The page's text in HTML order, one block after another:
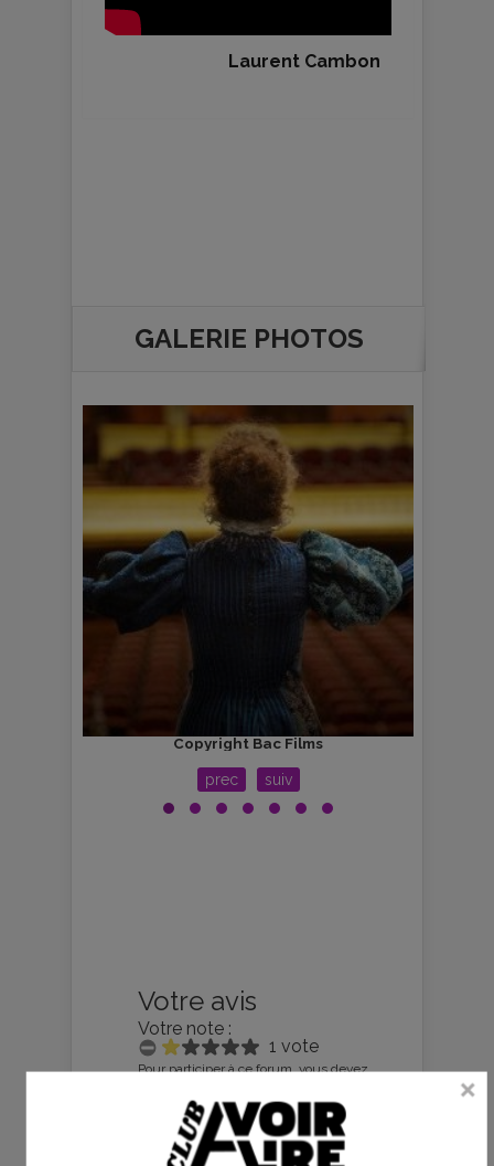
Laurent Cambon
GALERIE PHOTOS
Copyright Bac Films
prec suiv
Votre avis
Votre note :
1 vote
Pour participer à ce forum, vous devez
d’indiquer ci-dessous l’identifiant
personnel qui vous a été fourni. Si